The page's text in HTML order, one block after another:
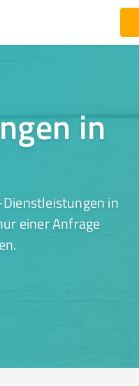
in
in
einer Anfrage